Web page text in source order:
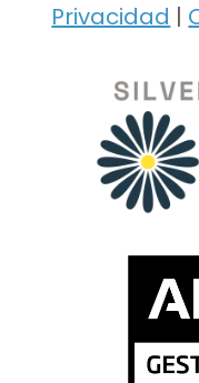
Privacidad |